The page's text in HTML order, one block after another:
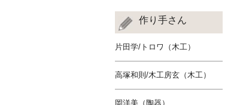
作り手さん
片田学/トロワ（木工）
高塚和則/木工房玄（木工）
岡洋美（陶器）